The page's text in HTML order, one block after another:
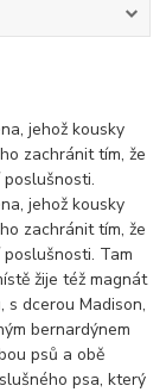
jehož kousky
zachránit tím, že
jehož kousky
zachránit tím, že
Tam
žije též magnát
s dcerou Madison,
bernardýnem
psů a obě
psa, který